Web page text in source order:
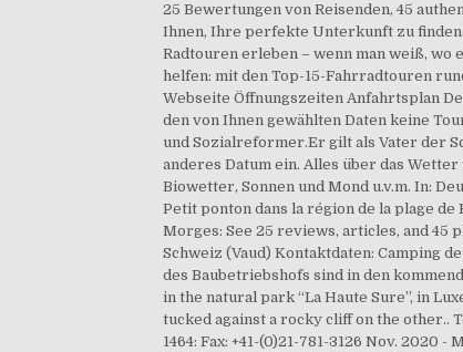
25 Bewertungen von Reisenden, 45
Ihnen, Ihre perfekte Unterkunft zu finden.
Radtouren erleben – wenn man weiß, wo
helfen: mit den Top-15-Fahrradtouren
Webseite Öffnungszeiten Anfahrtsplan
den von Ihnen gewählten Daten keine
und Sozialreformer.Er gilt als Vater der
anderes Datum ein. Alles über das
Biowetter, Sonnen und Mond u.v.m. In:
Petit ponton dans la région de la plage
Morges: See 25 reviews, articles, and 45
Schweiz (Vaud) Kontaktdaten: Camping
des Baubetriebshofs sind in den
in the natural park “La Haute Sure”, in
tucked against a rocky cliff on the other..
1464: Fax: +41-(0)21-781-3126 Nov.